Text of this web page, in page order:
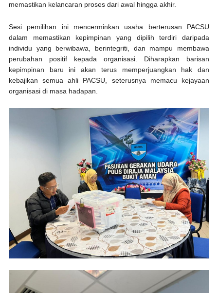
memastikan kelancaran proses dari awal hingga akhir.
Sesi pemilihan ini mencerminkan usaha berterusan PACSU
dalam memastikan kepimpinan yang dipilih terdiri daripada
individu yang berwibawa, berintegriti, dan mampu membawa
perubahan positif kepada organisasi. Diharapkan barisan
kepimpinan baru ini akan terus memperjuangkan hak dan
kebajikan semua ahli PACSU, seterusnya memacu kejayaan
organisasi di masa hadapan.